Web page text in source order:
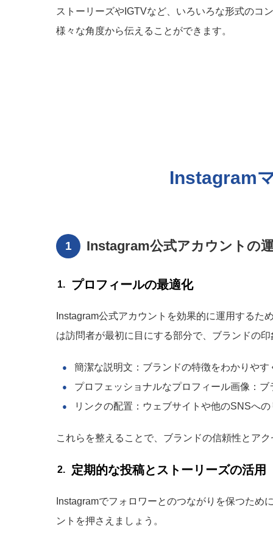
ストーリーズやIGTVなど、いろいろな形式のコ
様々な角度から伝えることができます。
Instagram
Instagram公式アカウントの
プロフィールの最適化
Instagram公式アカウントを効果的に運用する
は訪問者が最初に目にする部分で、ブランドの
簡潔な説明文：ブランドの特徴をわかりやす
プロフェッショナルなプロフィール画像：
リンクの配置：ウェブサイトや他のSNSへ
これらを整えることで、ブランドの信頼性とア
定期的な投稿とストーリーズの活用
Instagramでフォロワーとのつながりを保つた
ントを押さえましょう。